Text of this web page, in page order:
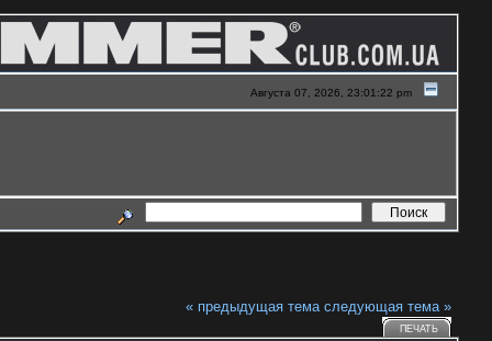
Августа 07, 2026, 23:01:22 pm
« предыдущая тема следующая тема »
ПЕЧАТЬ